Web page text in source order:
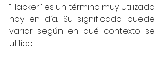
“Hacker” es un término muy utilizado
hoy en día. Su significado puede
variar según en qué contexto se
utilice.